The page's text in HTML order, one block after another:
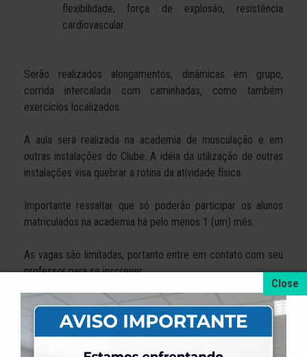
flexibilidade, força de explosão, resistência
cardiovascular.
Serão realizados alongamentos, dinâmicas em grupo,
corrida intercalada com caminhadas, como também
exercícios localizados.
A aula será realizada na academia de musculação e em
outras instalações do Clube. A idéia da utilização de outras
instalações visa quebrar a rotina da atividade física.
Importante ressaltar que só poderão participar os alunos
matriculados na academia há pelo menos 1 (um) mês.
As vagas são limitadas, portanto entre em contato com seu
professor para se inscrever.
Não fique fora dessa, participe!